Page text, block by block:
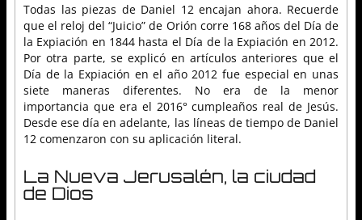
Todas las piezas de Daniel 12 encajan ahora. Recuerde
que el reloj del “Juicio” de Orión corre 168 años del Día de
la Expiación en 1844 hasta el Día de la Expiación en 2012.
Por otra parte, se explicó en artículos anteriores que el
Día de la Expiación en el año 2012 fue especial en unas
siete maneras diferentes. No era de la menor
importancia que era el 2016° cumpleaños real de Jesús.
Desde ese día en adelante, las líneas de tiempo de Daniel
12 comenzaron con su aplicación literal.
La Nueva Jerusalén, la ciudad
de Dios